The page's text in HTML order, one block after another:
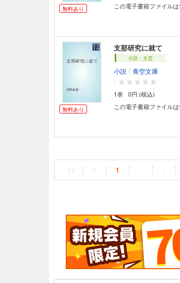
無料あり
この電子書籍ファイル
無料あり
支那研究に就て
小説・文芸
小説 / 青空文庫
-
1巻
0円 (税込)
この電子書籍ファイル
<< < 1 ・ ・